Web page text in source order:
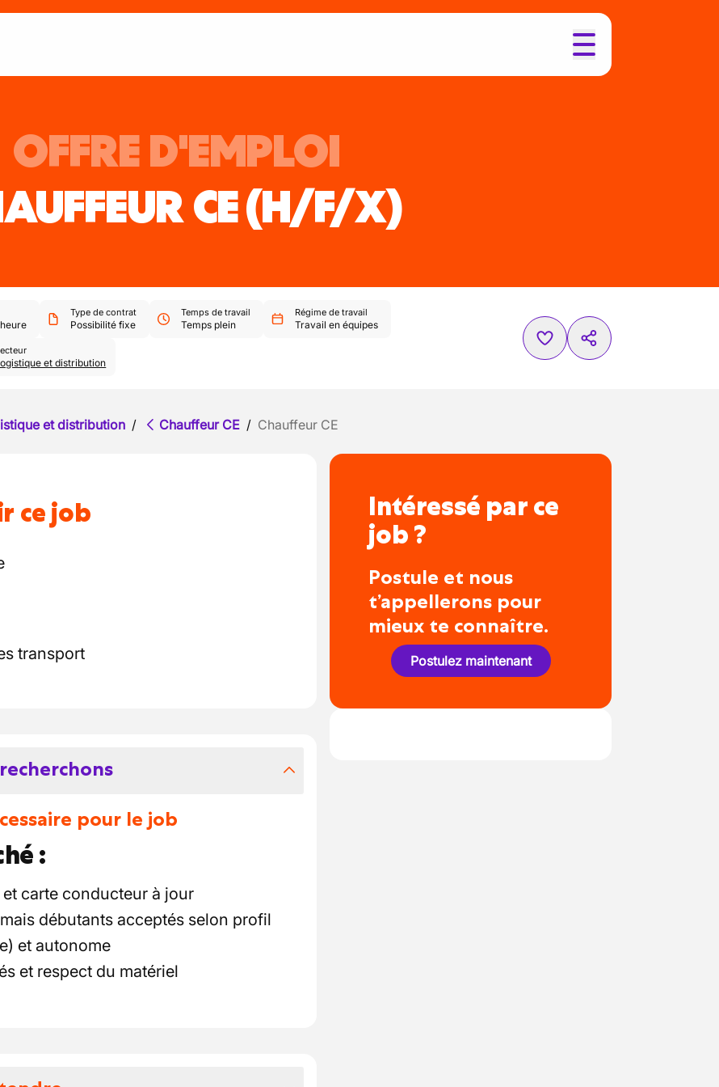
OFFRE D'EMPLOI
CE(H/F/X)
heure
Type de contrat
Possibilité fixe
Temps de travail
Temps plein
Régime de travail
Travail en équipes
et distribution
et distribution / Chauffeur CE / Chauffeur CE
ce job
transport
pour le job
:
et carte conducteur à jour
débutants acceptés selon profil
et autonome
et respect du matériel
Intéressé par ce
job ?
Postule et nous
t’appellerons pour
mieux te connaître.
Postulez maintenant